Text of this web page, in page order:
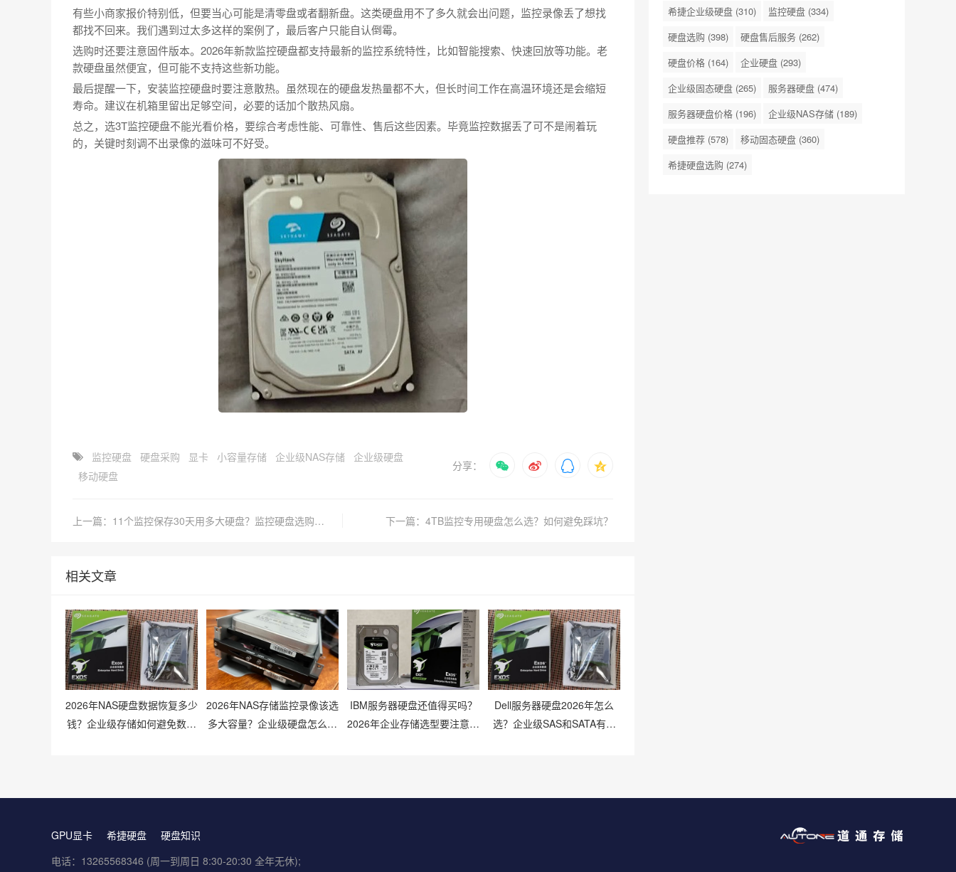
有些小商家报价特别低，但要当心可能是清零盘或者翻新盘。这类硬盘用不了多久就会出问题，监控录像丢了想找
都找不回来。我们遇到过太多这样的案例了，最后客户只能自认倒霉。
选购时还要注意固件版本。2026年新款监控硬盘都支持最新的监控系统特性，比如智能搜索、快速回放等功能。老
款硬盘虽然便宜，但可能不支持这些新功能。
最后提醒一下，安装监控硬盘时要注意散热。虽然现在的硬盘发热量都不大，但长时间工作在高温环境还是会缩短
寿命。建议在机箱里留出足够空间，必要的话加个散热风扇。
总之，选3T监控硬盘不能光看价格，要综合考虑性能、可靠性、售后这些因素。毕竟监控数据丢了可不是闹着玩
的，关键时刻调不出录像的滋味可不好受。
监控硬盘 硬盘采购 显卡 小容量存储 企业级NAS存储
企业级硬盘
移动硬盘
分享：
上一篇：11个监控保存30天用多大硬盘？监控硬盘选购要点有哪些？ 下一篇：4TB监控专用硬盘怎么选？如何避免踩坑？
相关文章
2026年NAS硬盘数据恢复多少
钱？企业级存储如何避免数据
2026年NAS存储监控录像该选
多大容量？企业级硬盘怎么搭
IBM服务器硬盘还值得买吗？
2026年企业存储选型要注意什
Dell服务器硬盘2026年怎么
选？企业级SAS和SATA有啥
希捷企业级硬盘 (310) 监控硬盘 (334)
硬盘选购 (398) 硬盘售后服务 (262)
硬盘价格 (164) 企业硬盘 (293)
企业级固态硬盘 (265) 服务器硬盘 (474)
服务器硬盘价格 (196) 企业级NAS存储 (189)
硬盘推荐 (578) 移动固态硬盘 (360)
希捷硬盘选购 (274)
GPU显卡 希捷硬盘
硬盘知识
电话：13265568346 (周一到周日 8:30-20:30 全年无休);